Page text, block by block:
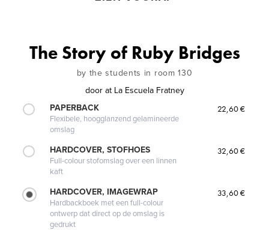
The Story of Ruby Bridges
by the students in room 130
door at La Escuela Fratney
PAPERBACK
Flexibele, hoogglanzend gelamineerde
omslag
22,60 €
HARDCOVER, STOFHOES
Full-colour stofomslag over een linnen
kaft
32,60 €
HARDCOVER, IMAGEWRAP
Hardbackboek met een full-colour
ontwerp dat direct op de omslag is
gedrukt
33,60 €